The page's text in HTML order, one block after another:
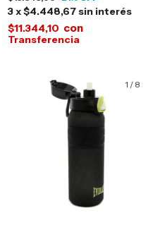
3x$4.448,67 sin interés
$11.344,10 con
1 / 8